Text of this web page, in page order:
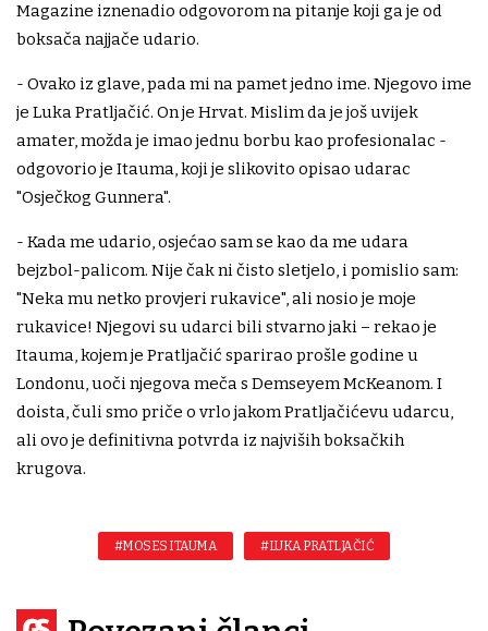
Magazine iznenadio odgovorom na pitanje koji ga je od
boksača najjače udario.
- Ovako iz glave, pada mi na pamet jedno ime. Njegovo ime
je Luka Pratljačić. On je Hrvat. Mislim da je još uvijek
amater, možda je imao jednu borbu kao profesionalac -
odgovorio je Itauma, koji je slikovito opisao udarac
"Osječkog Gunnera".
- Kada me udario, osjećao sam se kao da me udara
bejzbol-palicom. Nije čak ni čisto sletjelo, i pomislio sam:
"Neka mu netko provjeri rukavice", ali nosio je moje
rukavice! Njegovi su udarci bili stvarno jaki – rekao je
Itauma, kojem je Pratljačić sparirao prošle godine u
Londonu, uoči njegova meča s Demseyem McKeanom. I
doista, čuli smo priče o vrlo jakom Pratljačićevu udarcu,
ali ovo je definitivna potvrda iz najviših boksačkih
krugova.
#MOSES ITAUMA #LUKA PRATLJAČIĆ